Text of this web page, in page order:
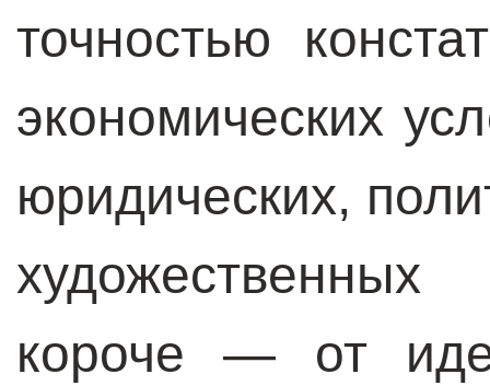
точностью
экономических
юридических,
короче — от